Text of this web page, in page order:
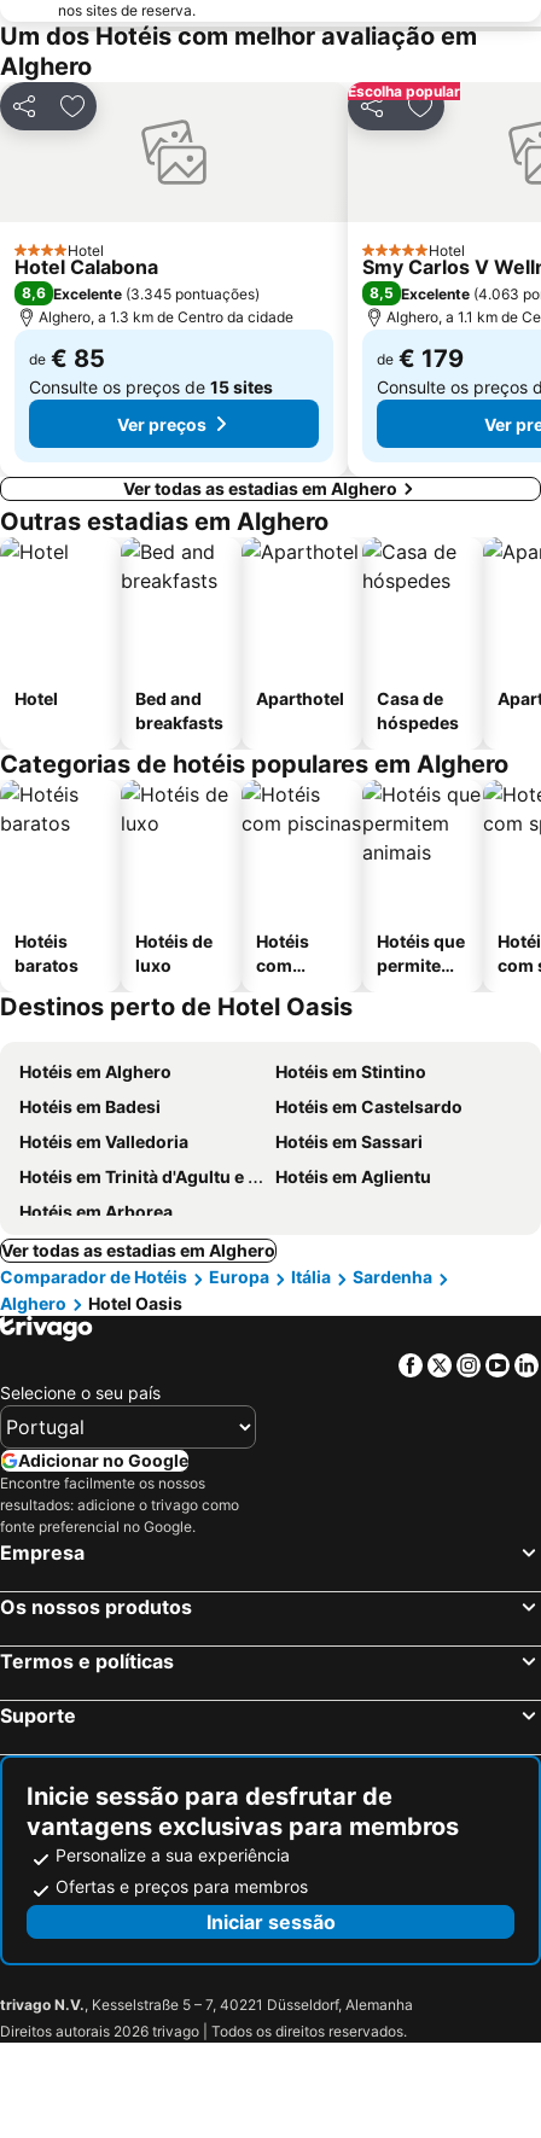
nos sites de reserva.
Um dos Hotéis com melhor avaliação em
Alghero
PartilharAdicionar aos favoritos
4 Estrelas
Hotel
Hotel Calabona
8,6 Excelente (3.345 pontuações)
Alghero, a 1.3 km de Centro da cidade
de € 85
Consulte os preços de 15 sites
Ver preços
Escolha popular
PartilharAdicionar
5 EstrelasHotel
Smy Carlos V
8,5 Excelente (4.063
Alghero, a 1.1 km de
de € 179
Consulte os preços
Ver
Ver todas as estadias em Alghero
Outras estadias em Alghero
Hotel
Bed and
breakfasts
Aparthotel
Casa de
hóspedes
Categorias de hotéis populares em Alghero
Hotéis
baratos
Hotéis de
luxo
Hotéis
com
Hotéis que
permitem
com
Destinos perto de Hotel Oasis
Hotéis em Alghero
Hotéis em Stintino
Hotéis em Badesi
Hotéis em Castelsardo
Hotéis em Valledoria
Hotéis em Sassari
Hotéis em Trinità d'Agultu e Vignola
Hotéis em Aglientu
Hotéis em Arborea
Ver todas as estadias em Alghero
Comparador de Hotéis
Europa Itália
Sardenha
Alghero
Hotel Oasis
Facebook
Twitter
Selecione o seu país
Adicionar no Google
Encontre facilmente os nossos
resultados: adicione o trivago como
fonte preferencial no Google.
Empresa
Os nossos produtos
Termos e políticas
Suporte
Inicie sessão para desfrutar de
vantagens exclusivas para membros
Personalize a sua experiência
Ofertas e preços para membros
Iniciar sessão
trivago N.V., Kesselstraße 5 – 7, 40221 Düsseldorf, Alemanha
Direitos autorais 2026 trivago | Todos os direitos reservados.